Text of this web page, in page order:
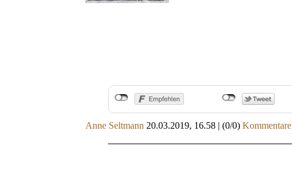
Anne Seltmann 20.03.2019, 16.58 | (0/0) Kommentare